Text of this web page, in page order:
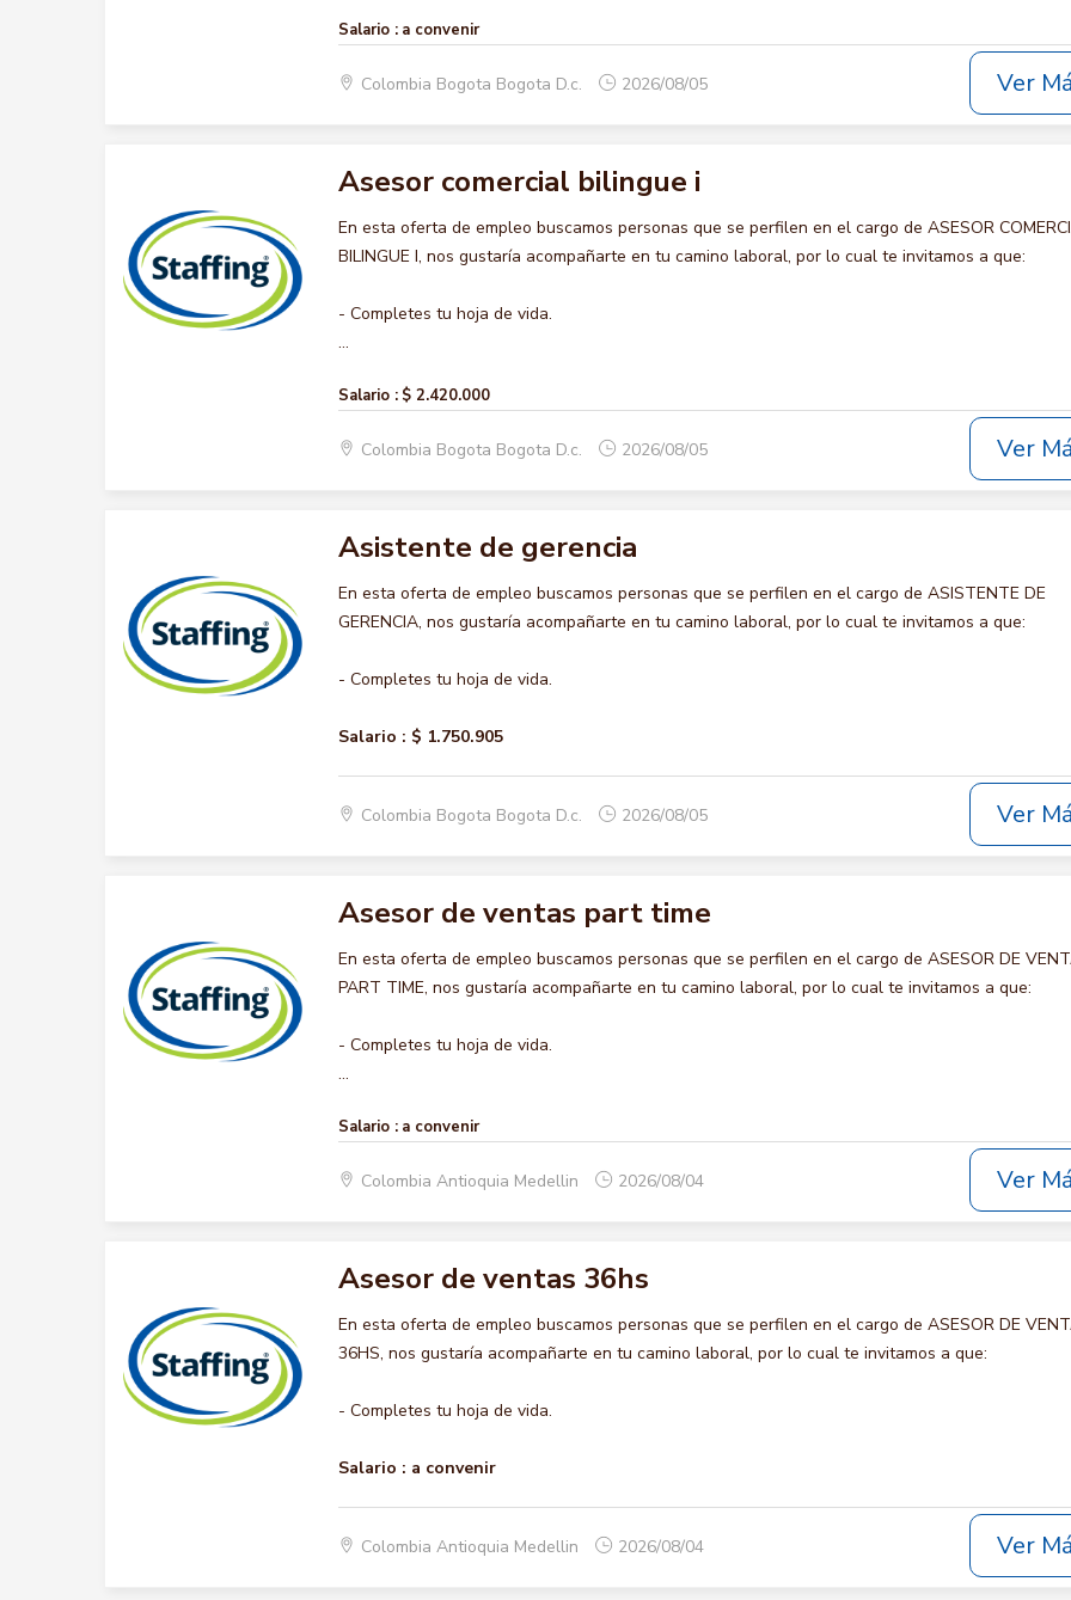
Salario : a convenir
Colombia Bogota Bogota D.c. 2026/08/05 Ver
Asesor comercial bilingue i
En esta oferta de empleo buscamos personas que se perfilen en el cargo de ASESOR
BILINGUE I, nos gustaría acompañarte en tu camino laboral, por lo cual te invitamos a que:
- Completes tu hoja de vida.
...
Salario : $ 2.420.000
Colombia Bogota Bogota D.c. 2026/08/05 Ver
Asistente de gerencia
En esta oferta de empleo buscamos personas que se perfilen en el cargo de ASISTENTE DE
GERENCIA, nos gustaría acompañarte en tu camino laboral, por lo cual te invitamos a que:
- Completes tu hoja de vida.
Salario : $ 1.750.905
Colombia Bogota Bogota D.c. 2026/08/05 Ver
Asesor de ventas part time
En esta oferta de empleo buscamos personas que se perfilen en el cargo de ASESOR DE
PART TIME, nos gustaría acompañarte en tu camino laboral, por lo cual te invitamos a que:
- Completes tu hoja de vida.
...
Salario : a convenir
Colombia Antioquia Medellin 2026/08/04 Ver
Asesor de ventas 36hs
En esta oferta de empleo buscamos personas que se perfilen en el cargo de ASESOR DE
36HS, nos gustaría acompañarte en tu camino laboral, por lo cual te invitamos a que:
- Completes tu hoja de vida.
Salario : a convenir
Colombia Antioquia Medellin 2026/08/04 Ver